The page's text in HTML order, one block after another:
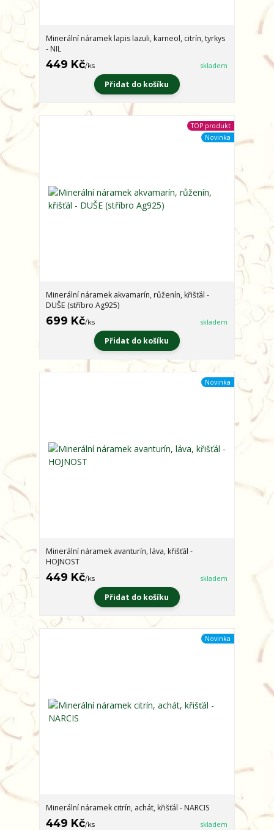
Minerální náramek lapis lazuli, karneol, citrín, tyrkys
- NIL
449 Kč/ks skladem
Přidat do košíku
TOP produkt
Novinka
Minerální náramek akvamarín, růženín, křišťál -
DUŠE (stříbro Ag925)
699 Kč/ks skladem
Přidat do košíku
Novinka
Minerální náramek avanturín, láva, křišťál -
HOJNOST
449 Kč/ks skladem
Přidat do košíku
Novinka
Minerální náramek citrín, achát, křišťál - NARCIS
449 Kč/ks skladem